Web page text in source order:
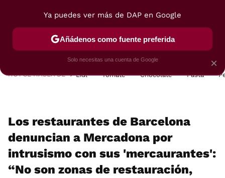
POSTRES VIAJES SELECCIÓN VEGUI
HOY SE HABLA DE Lidl Tomate Chocolate Pasta
Los restaurantes de Barcelona
denuncian a Mercadona por
intrusismo con sus 'mercaurantes':
“No son zonas de restauración,
×
Ya puedes ver más de DAP en Google
Añádenos como fuente preferida
Solo necesitas una cuenta de Google